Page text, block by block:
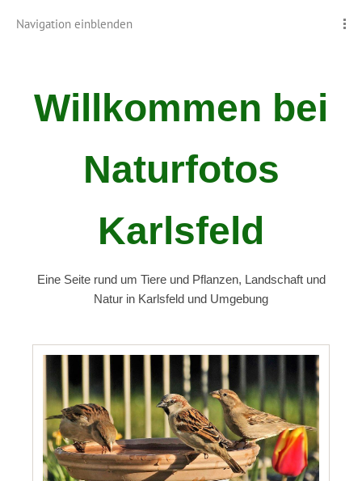
Navigation einblenden
Willkommen bei
Naturfotos
Karlsfeld
Eine Seite rund um Tiere und Pflanzen, Landschaft und
Natur in Karlsfeld und Umgebung